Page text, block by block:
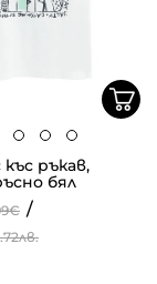
къс ръкав,
бял
/